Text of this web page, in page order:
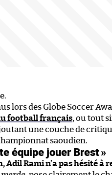
lors des Globe Soccer
football français, ou tout
une couche de
saoudien.
équipe jouer Brest»
Adil Rami n’a pas hésité